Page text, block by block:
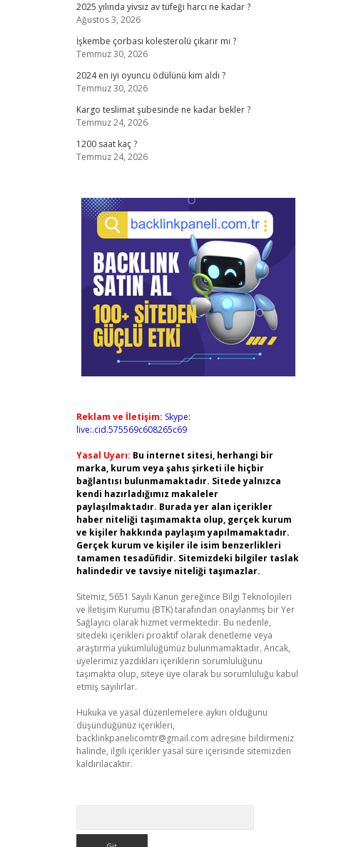
2025 yılında yivsiz av tüfeği harcı ne kadar ?
Ağustos 3, 2026
İşkembe çorbası kolesterolü çıkarır mı ?
Temmuz 30, 2026
2024 en iyi oyuncu ödülünü kim aldı ?
Temmuz 30, 2026
Kargo teslimat şubesinde ne kadar bekler ?
Temmuz 24, 2026
1200 saat kaç ?
Temmuz 24, 2026
Reklam ve İletişim: Skype:
live:.cid.575569c608265c69
Yasal Uyarı: Bu internet sitesi, herhangi bir
marka, kurum veya şahıs şirketi ile hiçbir
bağlantısı bulunmamaktadır. Sitede yalnızca
kendi hazırladığımız makaleler
paylaşılmaktadır. Burada yer alan içerikler
haber niteliği taşımamakta olup, gerçek kurum
ve kişiler hakkında paylaşım yapılmamaktadır.
Gerçek kurum ve kişiler ile isim benzerlikleri
tamamen tesadüfidir. Sitemizdeki bilgiler taslak
halindedir ve tavsiye niteliği taşımazlar.
Sitemiz, 5651 Sayılı Kanun gereğince Bilgi Teknolojileri
ve İletişim Kurumu (BTK) tarafından onaylanmış bir Yer
Sağlayıcı olarak hizmet vermektedir. Bu nedenle,
sitedeki içerikleri proaktif olarak denetleme veya
araştırma yükümlülüğümüz bulunmamaktadır. Ancak,
üyelerimiz yazdıkları içeriklerin sorumluluğunu
taşımakta olup, siteye üye olarak bu sorumluluğu kabul
etmiş sayılırlar.
Hukuka ve yasal düzenlemelere aykırı olduğunu
düşündüğünüz içerikleri,
backlinkpanelicomtr@gmail.com adresine bildirmeniz
halinde, ilgili içerikler yasal süre içerisinde sitemizden
kaldırılacaktır.